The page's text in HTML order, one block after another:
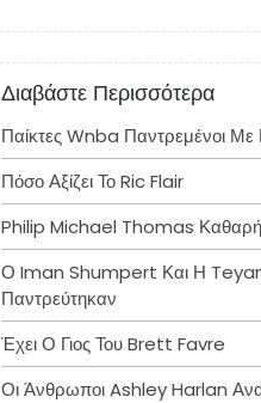
Διαβάστε Περισσότερα
Παίκτες Wnba Παντρεμένοι Με
Πόσο Αξίζει Το Ric Flair
Philip Michael Thomas Καθαρή
Ο Iman Shumpert Και Η
Παντρεύτηκαν
Έχει Ο Γιος Του Brett Favre
Οι Άνθρωποι Ashley Harlan